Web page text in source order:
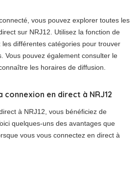
vous pouvez explorer toutes les
sur NRJ12. Utilisez la fonction de
différentes catégories pour trouver
Vous pouvez également consulter le
les horaires de diffusion.
connexion en direct à NRJ12
à NRJ12, vous bénéficiez de
quelques-uns des avantages que
vous vous connectez en direct à